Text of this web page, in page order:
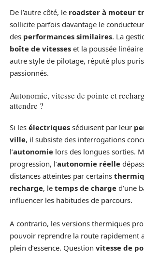
De l’autre côté, le roadster à moteur
sollicite parfois davantage le
des performances similaires. La
boîte de vitesses et la poussée
autre style de pilotage, réputé plus
passionnés.
Autonomie, vitesse de pointe et
attendre ?
Si les électriques séduisent par leur
ville, il subsiste des interrogations
l’autonomie lors des longues sorties.
progression, l’autonomie réelle
distances atteintes par certains
recharge, le temps de charge d’une
influencer les habitudes de parcours.
A contrario, les versions thermiques
pouvoir reprendre la route rapidement
plein d’essence. Question vitesse de